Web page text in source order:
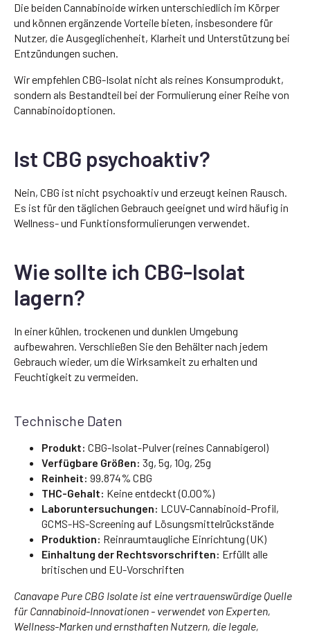
Die beiden Cannabinoide wirken unterschiedlich im Körper
und können ergänzende Vorteile bieten, insbesondere für
Nutzer, die Ausgeglichenheit, Klarheit und Unterstützung bei
Entzündungen suchen.
Wir empfehlen CBG-Isolat nicht als reines Konsumprodukt,
sondern als Bestandteil bei der Formulierung einer Reihe von
Cannabinoidoptionen.
Ist CBG psychoaktiv?
Nein, CBG ist nicht psychoaktiv und erzeugt keinen Rausch.
Es ist für den täglichen Gebrauch geeignet und wird häufig in
Wellness- und Funktionsformulierungen verwendet.
Wie sollte ich CBG-Isolat
lagern?
In einer kühlen, trockenen und dunklen Umgebung
aufbewahren. Verschließen Sie den Behälter nach jedem
Gebrauch wieder, um die Wirksamkeit zu erhalten und
Feuchtigkeit zu vermeiden.
Technische Daten
Produkt: CBG-Isolat-Pulver (reines Cannabigerol)
Verfügbare Größen: 3g, 5g, 10g, 25g
Reinheit: 99.874% CBG
THC-Gehalt: Keine entdeckt (0.00%)
Laboruntersuchungen: LCUV-Cannabinoid-Profil,
GCMS-HS-Screening auf Lösungsmittelrückstände
Produktion: Reinraumtaugliche Einrichtung (UK)
Einhaltung der Rechtsvorschriften: Erfüllt alle
britischen und EU-Vorschriften
Canavape Pure CBG Isolate ist eine vertrauenswürdige Quelle
für Cannabinoid-Innovationen - verwendet von Experten,
Wellness-Marken und ernsthaften Nutzern, die legale,